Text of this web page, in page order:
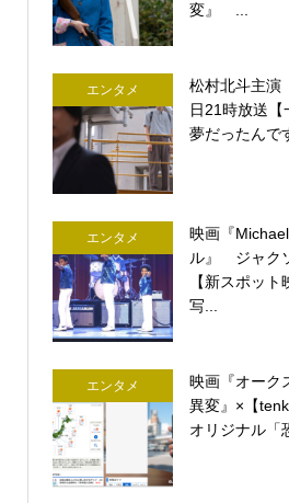
変』 ...
エンタメ
松村北斗主
日21時放送
夢だったん
エンタメ
映画『
ル』 ジャク
【新スポッ
写...
エンタメ
映画『オーク
異変』×【
オリジナル「